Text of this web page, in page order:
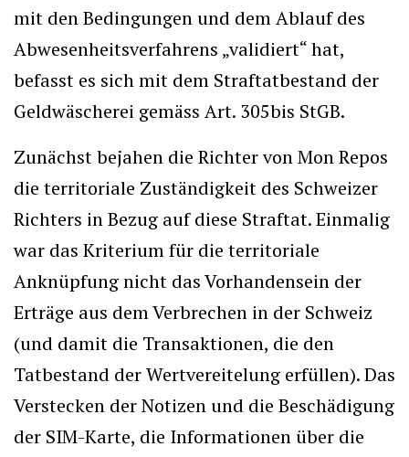
mit den Bedingungen und dem Ablauf des
Abwesenheitsverfahrens „validiert“ hat,
befasst es sich mit dem Straftatbestand der
Geldwäscherei gemäss Art. 305bis StGB.
Zunächst bejahen die Richter von Mon Repos
die territoriale Zuständigkeit des Schweizer
Richters in Bezug auf diese Straftat. Einmalig
war das Kriterium für die territoriale
Anknüpfung nicht das Vorhandensein der
Erträge aus dem Verbrechen in der Schweiz
(und damit die Transaktionen, die den
Tatbestand der Wertvereitelung erfüllen). Das
Verstecken der Notizen und die Beschädigung
der SIM-Karte, die Informationen über die